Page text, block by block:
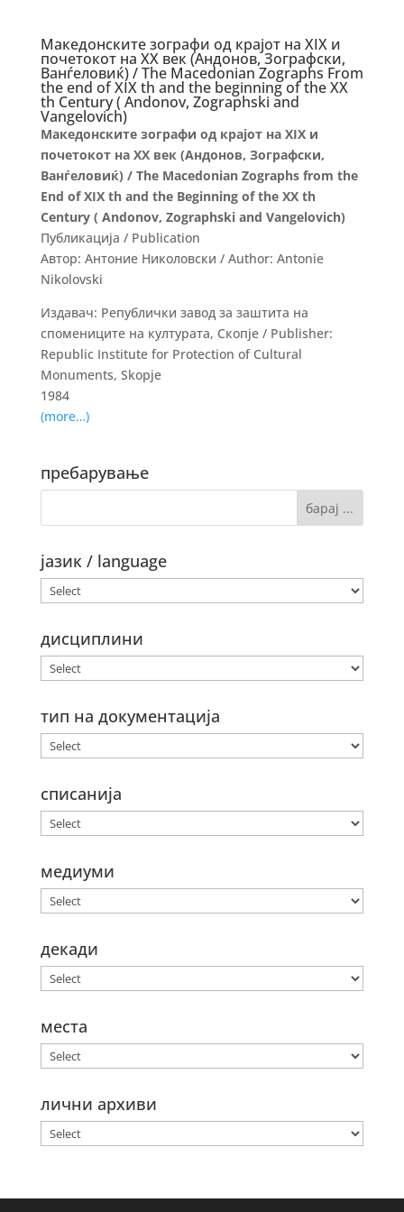
Македонските зографи од крајот на XIX и
почетокот на XX век (Андонов, Зографски,
Ванѓеловиќ) / The Macedonian Zographs From
the end of XIX th and the beginning of the XX
th Century ( Andonov, Zographski and
Vangelovich)
Македонските зографи од крајот на XIX и
почетокот на XX век (Андонов, Зографски,
Ванѓеловиќ) / The Macedonian Zographs from the
End of XIX th and the Beginning of the XX th
Century ( Andonov, Zographski and Vangelovich)
Публикацијa / Publication
Автор: Антоние Николовски / Author: Antonie
Nikolovski
Издавач: Републички завод за заштита на
спомениците на културата, Скопје / Publisher:
Republic Institute for Protection of Cultural
Monuments, Skopje
1984
(more…)
пребарување
јазик / language
дисциплини
тип на документација
списанија
медиуми
декади
места
лични архиви